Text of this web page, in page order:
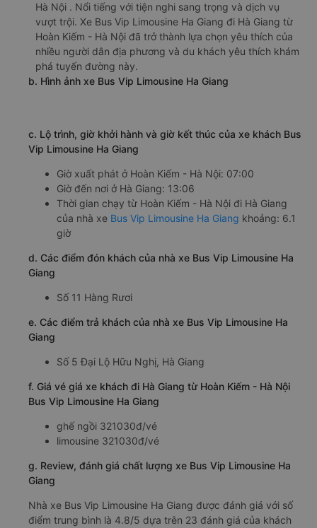
Hà Nội . Nổi tiếng với tiện nghi sang trọng và dịch vụ
vượt trội. Xe Bus Vip Limousine Ha Giang đi Hà Giang từ
Hoàn Kiếm - Hà Nội đã trở thành lựa chọn yêu thích của
nhiều người dân địa phương và du khách yêu thích khám
phá tuyến đường này.
b. Hình ảnh xe Bus Vip Limousine Ha Giang
c. Lộ trình, giờ khởi hành và giờ kết thúc của xe khách Bus
Vip Limousine Ha Giang
Giờ xuất phát ở Hoàn Kiếm - Hà Nội: 07:00
Giờ đến nơi ở Hà Giang: 13:06
Thời gian chạy từ Hoàn Kiếm - Hà Nội đi Hà Giang
của nhà xe Bus Vip Limousine Ha Giang khoảng: 6.1
giờ
d. Các điểm đón khách của nhà xe Bus Vip Limousine Ha
Giang
Số 11 Hàng Rươi
e. Các điểm trả khách của nhà xe Bus Vip Limousine Ha
Giang
Số 5 Đại Lộ Hữu Nghị, Hà Giang
f. Giá vé giá xe khách đi Hà Giang từ Hoàn Kiếm - Hà Nội
Bus Vip Limousine Ha Giang
ghế ngồi 321030đ/vé
limousine 321030đ/vé
g. Review, đánh giá chất lượng xe Bus Vip Limousine Ha
Giang
Nhà xe Bus Vip Limousine Ha Giang được đánh giá với số
điểm trung bình là 4.8/5 dựa trên 23 đánh giá của khách